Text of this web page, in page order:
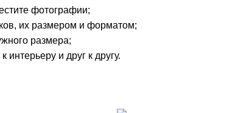
фотографии;
их размером и форматом;
размера;
интерьеру и друг к другу.